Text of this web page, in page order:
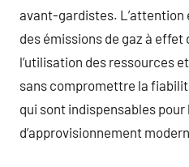
avant-gardistes. L’attention
des émissions de gaz à effet
l’utilisation des ressources
sans compromettre la
qui sont indispensables pour
d’approvisionnement